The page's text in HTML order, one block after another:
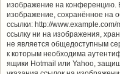
изображение на конференцию.
изображение, сохранённое на
ссылки: http://
ссылку ни на изображения,
не является общедоступным
к которым необходима
ящики Hotmail или Yahoo,